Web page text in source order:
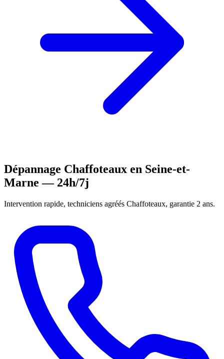
Dépannage Chaffoteaux en Seine-et-
Marne — 24h/7j
Intervention rapide, techniciens agréés Chaffoteaux, garantie 2 ans.